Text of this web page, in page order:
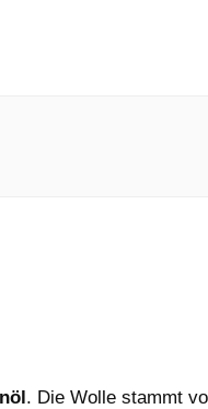
. Die Wolle stammt